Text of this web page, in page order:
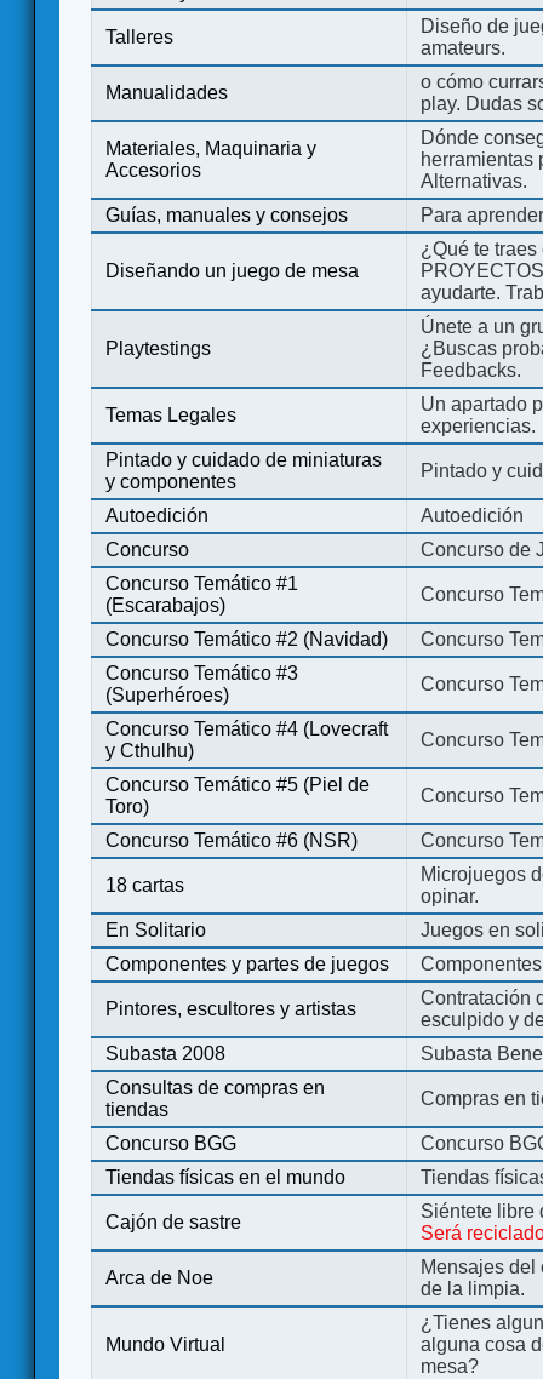
Talleres
Diseño de
amateurs.
Manualidades
o cómo
play. Dudas
Materiales, Maquinaria y
Accesorios
Dónde
herramientas
Alternativas.
Guías, manuales y consejos
Para
Diseñando un juego de mesa
¿Qué te
ayudarte.
Playtestings
Únete a un
¿Buscas
Feedbacks.
Temas Legales
Un apartado
experiencias.
Pintado y cuidado de miniaturas
y componentes
Pintado y
Autoedición
Autoedición
Concurso
Concurso de
Concurso Temático #1
(Escarabajos)
Concurso
Concurso Temático #2 (Navidad)
Concurso
Concurso Temático #3
(Superhéroes)
Concurso
Concurso Temático #4 (Lovecraft
y Cthulhu)
Concurso
Concurso Temático #5 (Piel de
Toro)
Concurso
Concurso Temático #6 (NSR) Concurso
18 cartas
Microjuegos
opinar.
En Solitario
Juegos en
Componentes y partes de juegos
Pintores, escultores y artistas
Contratación
esculpido y
Subasta 2008
Subasta
Consultas de compras en
tiendas
Compras en
Concurso BGG
Concurso
Tiendas físicas en el mundo
Tiendas
Cajón de sastre
Siéntete libre
Será
Arca de Noe
Mensajes del
de la limpia.
Mundo Virtual
¿Tienes
alguna cosa
mesa?